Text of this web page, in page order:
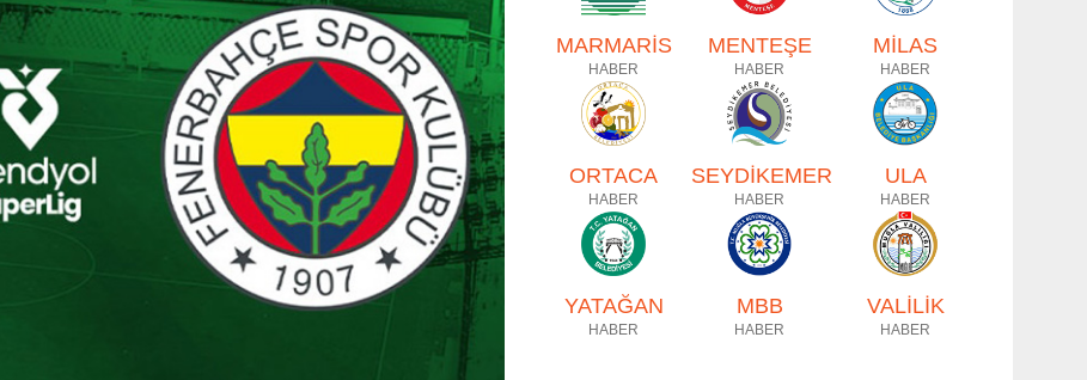
MARMARİS
HABER
MENTEŞE
HABER
MİLAS
HABER
ORTACA
HABER
SEYDİKEMER
HABER
ULA
HABER
YATAĞAN
HABER
MBB
HABER
VALİLİK
HABER